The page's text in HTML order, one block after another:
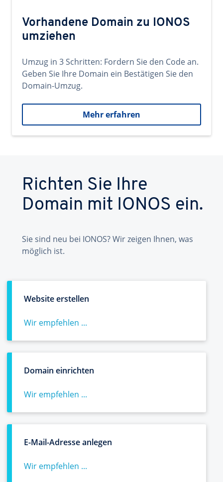
Vorhandene Domain zu IONOS
umziehen
Umzug in 3 Schritten: Fordern Sie den Code an.
Geben Sie Ihre Domain ein Bestätigen Sie den
Domain-Umzug.
Mehr erfahren
Richten Sie Ihre
Domain mit IONOS ein.
Sie sind neu bei IONOS? Wir zeigen Ihnen, was
möglich ist.
Website erstellen
Wir empfehlen ...
Domain einrichten
Wir empfehlen ...
E-Mail-Adresse anlegen
Wir empfehlen ...